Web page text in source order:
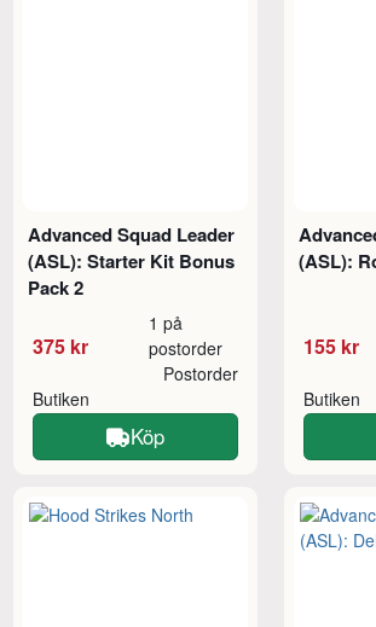
Advanced Squad Leader
(ASL): Starter Kit Bonus
Pack 2
375 kr
1 på
postorder
Butiken
Postorder
Köp
(ASL):
155 kr
Butiken